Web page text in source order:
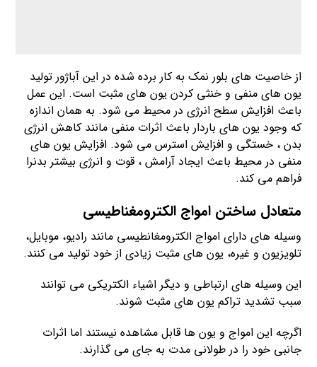
از خاصیت های بلور نمک به کار برده شده در این آباژور تولید
یون های منفی و خنثی کردن یون های مثبت است. این عمل
باعث افزایش سطح انرژی در محیط می شود. به همان اندازه
که وجود یون های باردار باعث اثرات منفی مانند کاهش انرژی
بدن ، خستگی و افزایش استرس می شود. افزایش یون های
منفی در محیط باعث ایجاد آرامش ، قوت و انرژی بیشتر بدنرا
فراهم می کند.
متعادل ساختن امواج الکترومغناطیسی
وسیله های دارای امواج الکترومغانطیسی مانند رادیو، موبایل،
تلویزیون و غیره، یون های مثبت زیادی از خود تولید می کنند.
این وسیله های ارتباطی و دیگر اشیاء الکتریکی می توانند
سبب تشدید تراکم یون های مثبت شوند.
اگرچه این امواج و یون ها قابل مشاهده نیستند اما اثرات
جانبی خود را در طولانی مدت به جای می گذارند.